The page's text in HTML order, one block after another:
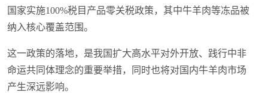
国家实施100%税目产品零关税政策，其中牛羊肉等冻品被
纳入核心覆盖范围。
这一政策的落地，是我国扩大高水平对外开放、践行中非
命运共同体理念的重要举措，同时也将对国内牛羊肉市场
产生深远影响。